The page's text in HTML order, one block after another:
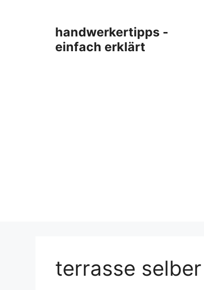
handwerkertipps -
einfach erklärt
terrasse